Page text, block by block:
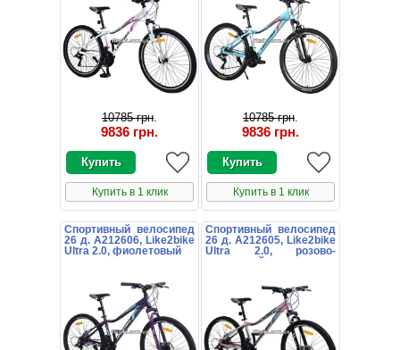
10785 грн.
9836 грн.
Купить в 1 клик
10785 грн.
9836 грн.
Купить в 1 клик
Спортивный велосипед
26 д. A212606, Like2bike
Ultra 2.0, фиолетовый
Спортивный велосипед
26 д. A212605, Like2bike
Ultra 2.0, розово-
пурпурный